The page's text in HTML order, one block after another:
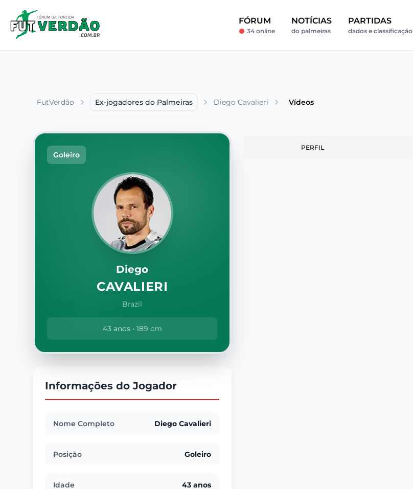
FÓRUM
34 online
NOTÍCIAS
do palmeiras
PARTIDAS
dados e classificação
FutVerdão Ex-jogadores do Palmeiras Diego Cavalieri Vídeos
Goleiro
Diego
CAVALIERI
Brazil
43 anos • 189 cm
Informações do Jogador
Nome Completo Diego Cavalieri
Posição Goleiro
Idade 43 anos
PERFIL